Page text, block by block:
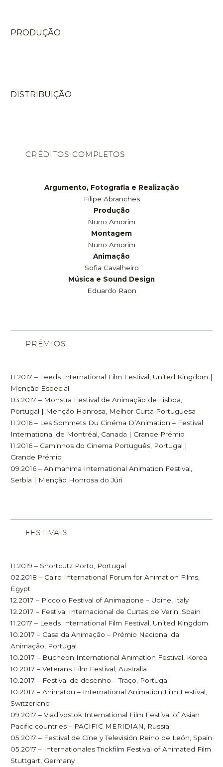
PRODUÇÃO
DISTRIBUIÇÃO
CRÉDITOS COMPLETOS
Argumento, Fotografia e Realização
Filipe Abranches
Produção
Nuno Amorim
Montagem
Nuno Amorim
Animação
Sofia Cavalheiro
Música e Sound Design
Eduardo Raon
PRÉMIOS
11.2017 – Leeds International Film Festival, United Kingdom |
Menção Especial
03.2017 – Monstra Festival de Animação de Lisboa,
Portugal | Menção Honrosa, Melhor Curta Portuguesa
11.2016 – Les Sommets Du Cinéma D’Animation – Festival
International de Montréal, Canada | Grande Prémio
11.2016 – Caminhos do Cinema Português, Portugal |
Grande Prémio
09.2016 – Animanima International Animation Festival,
Serbia | Menção Honrosa do Júri
FESTIVAIS
11.2019 – Shortcutz Porto, Portugal
02.2018 – Cairo International Forum for Animation Films,
Egypt
12.2017 – Piccolo Festival of Animazione – Udine, Italy
12.2017 – Festival Internacional de Curtas de Verin, Spain
11.2017 – Leeds International Film Festival, United Kingdom
10.2017 – Casa da Animação – Prémio Nacional da
Animação, Portugal
10.2017 – Bucheon International Animation Festival, Korea
10.2017 – Veterans Film Festival, Australia
10.2017 – Festival de desenho – Traço, Portugal
10.2017 – Animatou – International Animation Film Festival,
Switzerland
09.2017 – Vladivostok International Film Festival of Asian
Pacific countries – PACIFIC MERIDIAN, Russia
05.2017 – Festival de Cine y Televisión Reino de León, Spain
05.2017 – Internationales Trickfilm Festival of Animated Film
Stuttgart, Germany